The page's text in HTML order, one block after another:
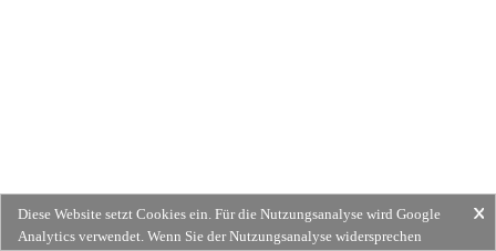
Diese Website setzt Cookies ein. Für die Nutzungsanalyse wird Google
Analytics verwendet. Wenn Sie der Nutzungsanalyse widersprechen